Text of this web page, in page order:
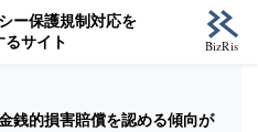
ー保護規制対応を
るサイト
銭的損害賠償を認める傾向が